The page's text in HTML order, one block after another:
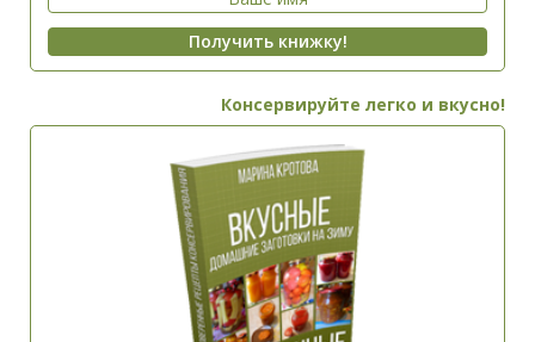
Консервируйте легко и вкусно!